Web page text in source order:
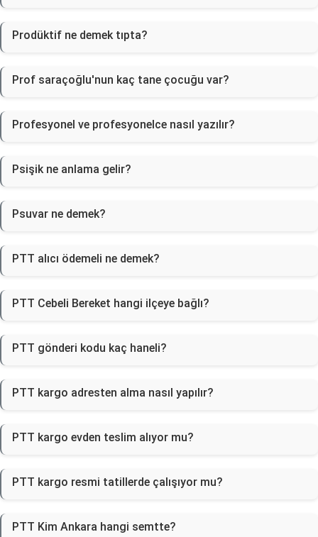
Prodüktif ne demek tıpta?
Prof saraçoğlu'nun kaç tane çocuğu var?
Profesyonel ve profesyonelce nasıl yazılır?
Psişik ne anlama gelir?
Psuvar ne demek?
PTT alıcı ödemeli ne demek?
PTT Cebeli Bereket hangi ilçeye bağlı?
PTT gönderi kodu kaç haneli?
PTT kargo adresten alma nasıl yapılır?
PTT kargo evden teslim alıyor mu?
PTT kargo resmi tatillerde çalışıyor mu?
PTT Kim Ankara hangi semtte?